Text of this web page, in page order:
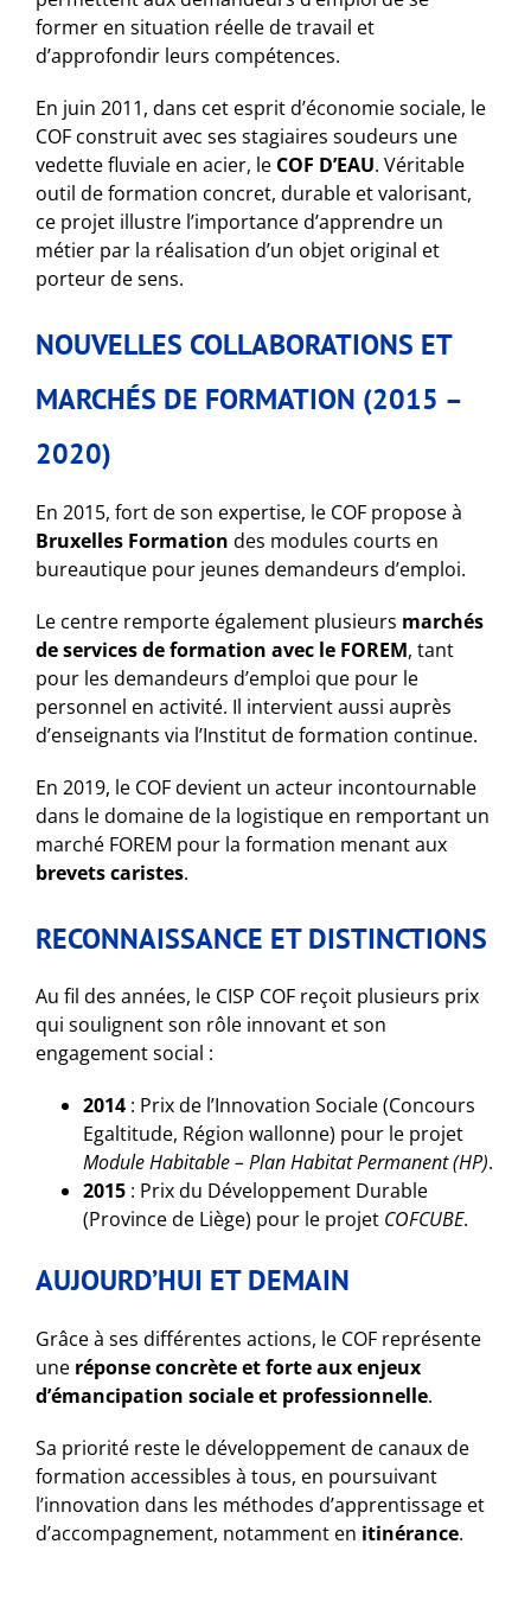
former en situation réelle de travail et
d’approfondir leurs compétences.
En juin 2011, dans cet esprit d’économie sociale, le
COF construit avec ses stagiaires soudeurs une
vedette fluviale en acier, le COF D’EAU. Véritable
outil de formation concret, durable et valorisant,
ce projet illustre l’importance d’apprendre un
métier par la réalisation d’un objet original et
porteur de sens.
NOUVELLES COLLABORATIONS ET
MARCHÉS DE FORMATION (2015 –
2020)
En 2015, fort de son expertise, le COF propose à
Bruxelles Formation des modules courts en
bureautique pour jeunes demandeurs d’emploi.
Le centre remporte également plusieurs marchés
de services de formation avec le FOREM, tant
pour les demandeurs d’emploi que pour le
personnel en activité. Il intervient aussi auprès
d’enseignants via l’Institut de formation continue.
En 2019, le COF devient un acteur incontournable
dans le domaine de la logistique en remportant un
marché FOREM pour la formation menant aux
brevets caristes.
RECONNAISSANCE ET DISTINCTIONS
Au fil des années, le CISP COF reçoit plusieurs prix
qui soulignent son rôle innovant et son
engagement social :
2014 : Prix de l’Innovation Sociale (Concours
Egaltitude, Région wallonne) pour le projet
Module Habitable – Plan Habitat Permanent (HP).
2015 : Prix du Développement Durable
(Province de Liège) pour le projet COFCUBE.
AUJOURD’HUI ET DEMAIN
Grâce à ses différentes actions, le COF représente
une réponse concrète et forte aux enjeux
d’émancipation sociale et professionnelle.
Sa priorité reste le développement de canaux de
formation accessibles à tous, en poursuivant
l’innovation dans les méthodes d’apprentissage et
d’accompagnement, notamment en itinérance.